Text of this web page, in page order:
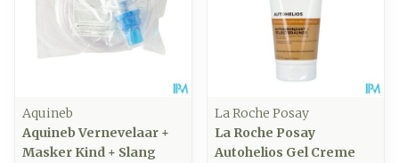
Aquineb
Aquineb Vernevelaar +
Masker Kind + Slang
La Roche Posay
La Roche Posay
Autohelios Gel Creme